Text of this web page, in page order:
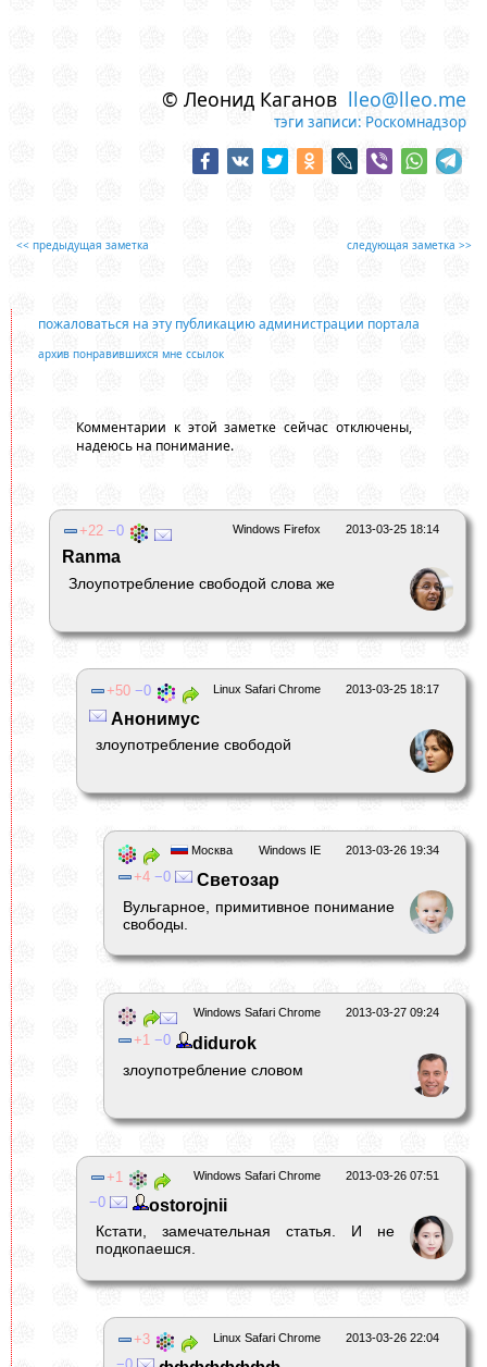
© Леонид Каганов lleo@lleo.me
тэги записи: Роскомнадзор
<< предыдущая заметка следующая заметка >>
пожаловаться на эту публикацию администрации портала
архив понравившихся мне ссылок
Комментарии к этой заметке сейчас отключены,
надеюсь на понимание.
2013-03-25 18:14
Windows Firefox
22 0
Ranma
Злоупотребление свободой слова же
2013-03-25 18:17
Linux Safari Chrome
50 0
Анонимус
злоупотребление свободой
2013-03-26 19:34
Windows IE
Москва
4 0 Светозар
Вульгарное, примитивное понимание
свободы.
2013-03-27 09:24
Windows Safari Chrome
1 0 didurok
злоупотребление словом
2013-03-26 07:51
Windows Safari Chrome
1
0
ostorojnii
Кстати, замечательная статья. И не
подкопаешся.
2013-03-26 22:04
Linux Safari Chrome
3